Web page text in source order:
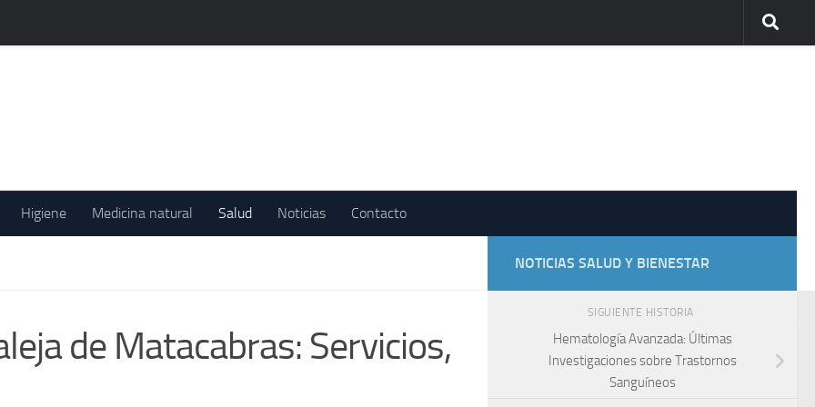
Higiene Medicina natural Salud Noticias Contacto
de Matacabras: Servicios,
NOTICIAS SALUD Y BIENESTAR
SIGUIENTE HISTORIA
Hematología Avanzada: Últimas
Investigaciones sobre Trastornos
Sanguíneos